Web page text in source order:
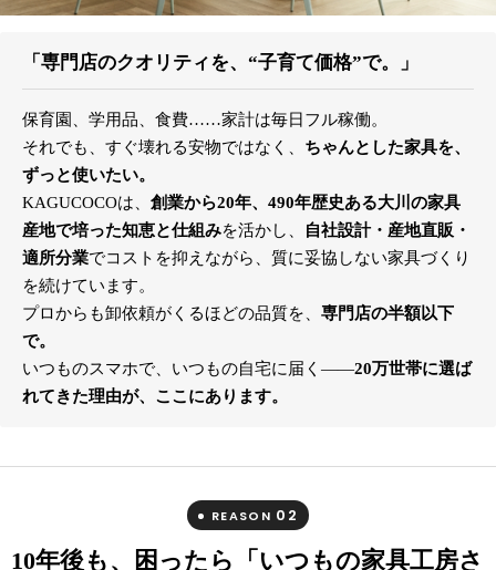
「専門店のクオリティを、“子育て価格”で。」
保育園、学用品、食費……家計は毎日フル稼働。
それでも、すぐ壊れる安物ではなく、 ちゃんとした家具を、
ずっと使いたい。
KAGUCOCOは、 創業から20年、490年歴史ある大川の家具
産地で培った知恵と仕組みを活かし、
自社設計・産地直販・
適所分業でコストを抑えながら、質に妥協しない家具づくり
を続けています。
プロからも卸依頼がくるほどの品質を、 専門店の半額以下
で。
いつものスマホで、いつもの自宅に届く――20万世帯に選ば
れてきた理由が、ここにあります。
REASON 02
10年後も、困ったら「いつもの家具工房さ